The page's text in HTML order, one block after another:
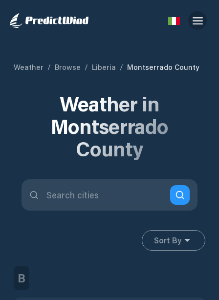
Weather / Browse / Liberia / Montserrado County
Weather in
Montserrado
County
Sort By
B